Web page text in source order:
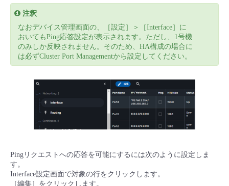
管理機能
サポート
すべてのメニューを見る
IoT
サポート
すべてのメニューを見る
■ セットアップガイド
- 新規お申し込み方法
- ユーザー機能の管理
- セキュリティ・監査
- データと分析
- IoT
- マルチクラウド利用
- リモートワーク
- ITインフラストラクチャー
- その他
故障/メンテナンス履歴
定期メンテナンス
パートナー
協業パートナー
トレーニング/操作動画
脱炭素化
注釈
なおデバイス管理画面の、［設定］＞［Interface］に
おいてもPing応答設定が表示されます。ただし、1号機
のみしか反映されません。そのため、HA構成の場合に
は必ずCluster Port Managementから設定してください。
Pingリクエストへの応答を可能にするには次のように設定しま
す。
Interface設定画面で対象の行をクリックします。
［編集］をクリックします。